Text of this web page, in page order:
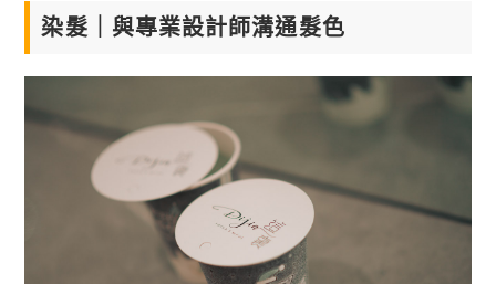
染髮｜與專業設計師溝通髮色